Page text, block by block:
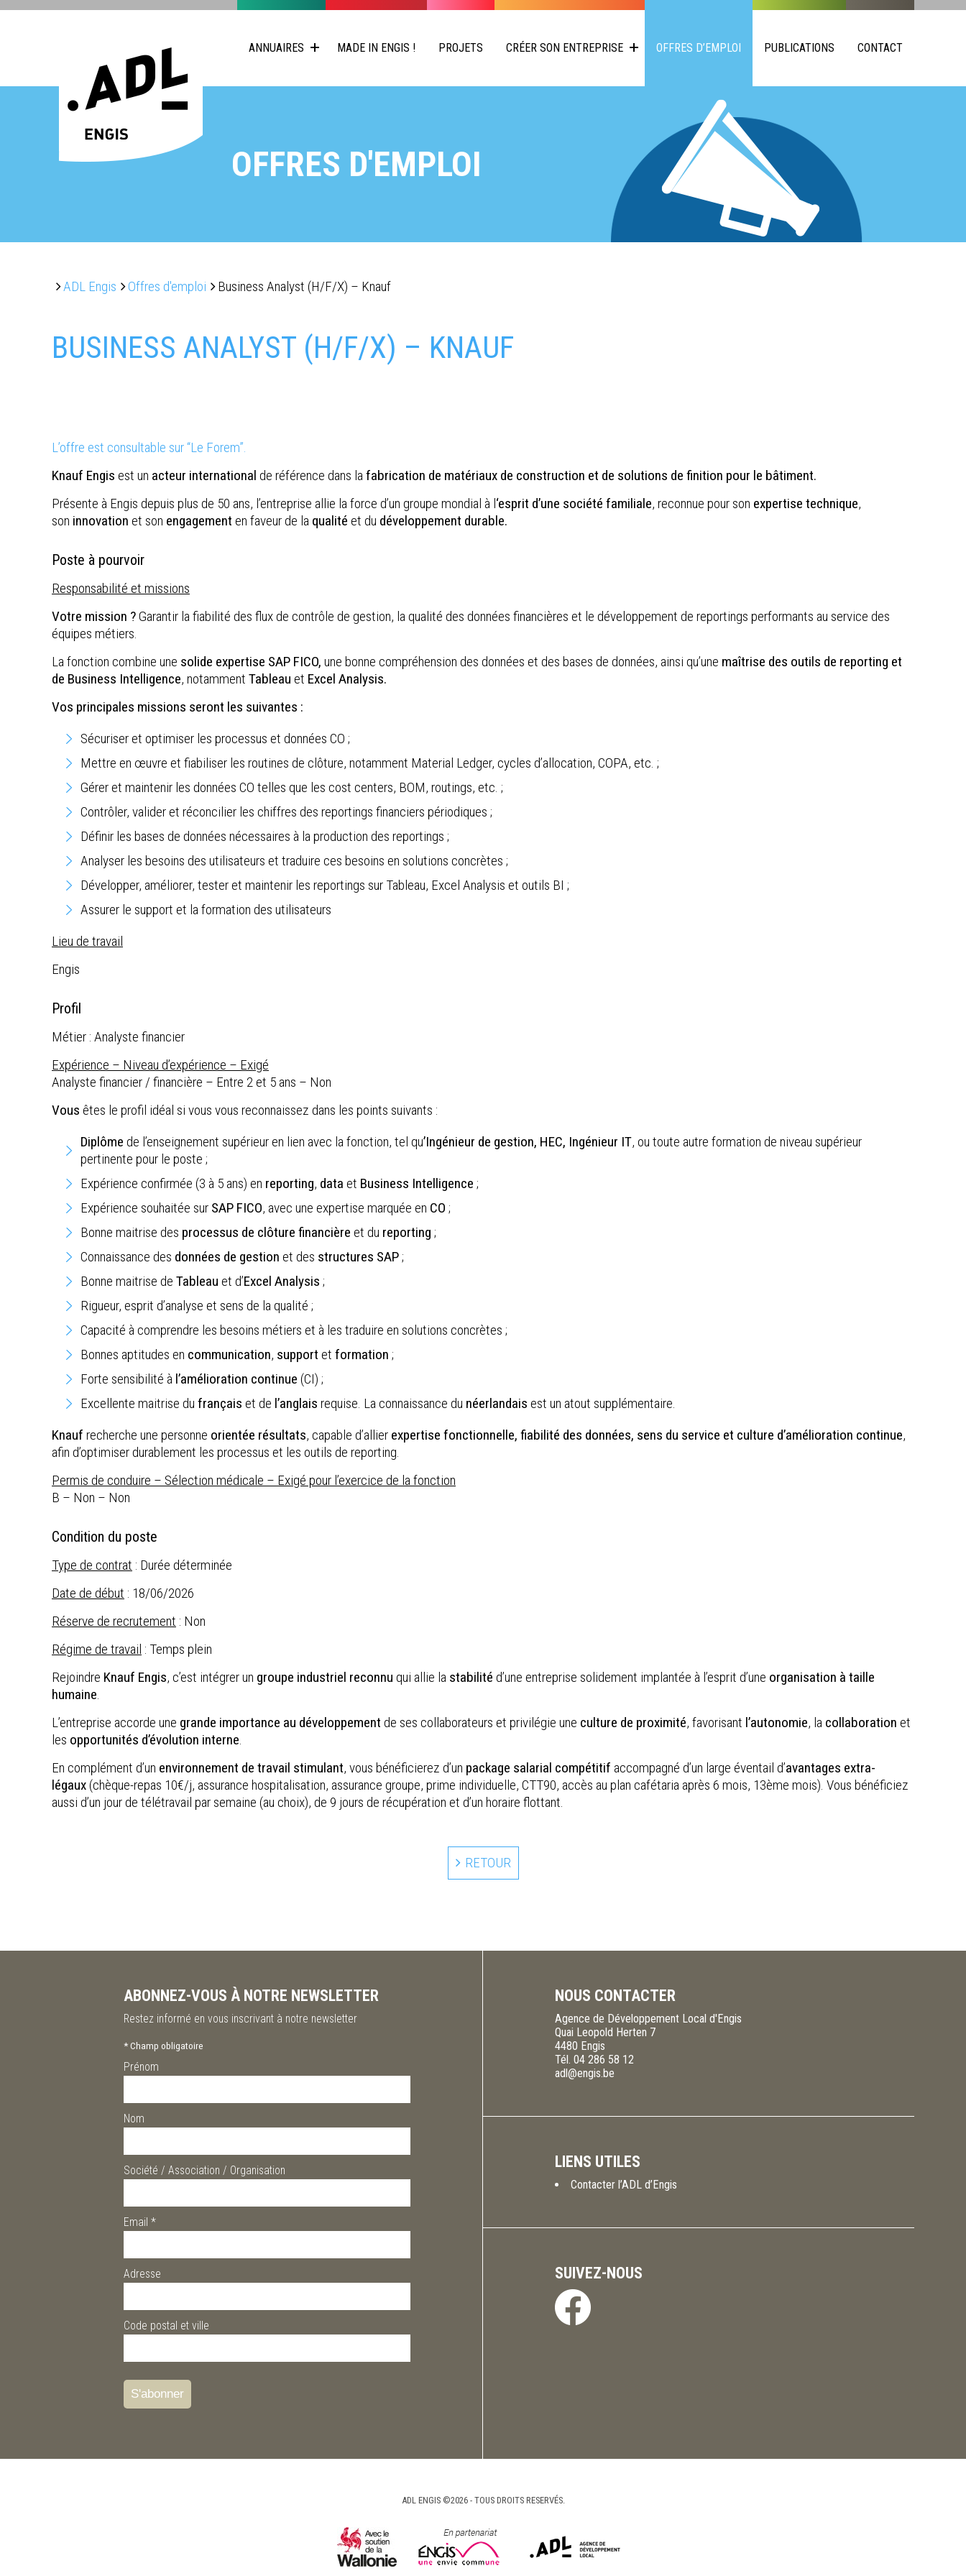
ANNUAIRES MADE IN ENGIS ! PROJETS CRÉER SON ENTREPRISE OFFRES D’EMPLOI PUBLICATIONS CONTACT
OFFRES D'EMPLOI
ADL Engis Offres d'emploi Business Analyst (H/F/X) – Knauf
BUSINESS ANALYST (H/F/X) – KNAUF
L’offre est consultable sur “Le Forem”.
Knauf Engis est un acteur international de référence dans la fabrication de matériaux de construction et de solutions de finition pour le bâtiment.
Présente à Engis depuis plus de 50 ans, l’entreprise allie la force d’un groupe mondial à l‘esprit d’une société familiale, reconnue pour son expertise technique,
son innovation et son engagement en faveur de la qualité et du développement durable.
Poste à pourvoir
Responsabilité et missions
Votre mission ?Garantir la fiabilité des flux de contrôle de gestion, la qualité des données financières et le développement de reportings performants au service des
équipes métiers.
La fonction combine une solide expertise SAP FICO, une bonne compréhension des données et des bases de données, ainsi qu’une maîtrise des outils de reporting et
de Business Intelligence, notamment Tableau et Excel Analysis.
Vos principales missions seront les suivantes :
Sécuriser et optimiser les processus et données CO ;
Mettre en œuvre et fiabiliser les routines de clôture, notamment Material Ledger, cycles d’allocation, COPA, etc. ;
Gérer et maintenir les données CO telles que les cost centers, BOM, routings, etc. ;
Contrôler, valider et réconcilier les chiffres des reportings financiers périodiques ;
Définir les bases de données nécessaires à la production des reportings ;
Analyser les besoins des utilisateurs et traduire ces besoins en solutions concrètes ;
Développer, améliorer, tester et maintenir les reportings sur Tableau, Excel Analysis et outils BI ;
Assurer le support et la formation des utilisateurs
Lieu de travail
Engis
Profil
Métier : Analyste financier
Expérience – Niveau d’expérience – Exigé
Analyste financier / financière – Entre 2 et 5 ans – Non
Vous êtes le profil idéal si vous vous reconnaissez dans les points suivants :
Diplôme de l’enseignement supérieur en lien avec la fonction, tel qu’Ingénieur de gestion, HEC, Ingénieur IT, ou toute autre formation de niveau supérieur
pertinente pour le poste ;
Expérience confirmée (3 à 5 ans) en reporting, data et Business Intelligence ;
Expérience souhaitée sur SAP FICO, avec une expertise marquée en CO ;
Bonne maitrise des processus de clôture financière et du reporting ;
Connaissance des données de gestion et des structures SAP;
Bonne maitrise de Tableau et d’Excel Analysis ;
Rigueur, esprit d’analyse et sens de la qualité ;
Capacité à comprendre les besoins métiers et à les traduire en solutions concrètes ;
Bonnes aptitudes en communication, support et formation ;
Forte sensibilité à l’amélioration continue (CI) ;
Excellente maitrise du français et de l’anglais requise. La connaissance du néerlandais est un atout supplémentaire.
Knauf recherche une personne orientée résultats, capable d’allier expertise fonctionnelle, fiabilité des données, sens du service et culture d’amélioration continue,
afin d’optimiser durablement les processus et les outils de reporting.
Permis de conduire – Sélection médicale – Exigé pour l’exercice de la fonction
B – Non – Non
Condition du poste
Type de contrat : Durée déterminée
Date de début : 18/06/2026
Réserve de recrutement : Non
Régime de travail : Temps plein
Rejoindre Knauf Engis, c’est intégrer un groupe industriel reconnu qui allie la stabilité d’une entreprise solidement implantée à l’esprit d’une organisation à taille
humaine.
L’entreprise accorde une grande importance au développement de ses collaborateurs et privilégie une culture de proximité, favorisant l’autonomie, la collaboration et
les opportunités d’évolution interne.
En complément d’un environnement de travail stimulant, vous bénéficierez d’un package salarial compétitif accompagné d’un large éventail d’avantages extra-
légaux(chèque-repas 10€/j, assurance hospitalisation, assurance groupe, prime individuelle, CTT90, accès au plan cafétaria après 6 mois, 13ème mois). Vous bénéficiez
aussi d’un jour de télétravail par semaine (au choix), de 9 jours de récupération et d’un horaire flottant.
RETOUR
ABONNEZ-VOUS À NOTRE NEWSLETTER
Restez informé en vous inscrivant à notre newsletter
*Champ obligatoire
Prénom
Nom
Société / Association / Organisation
Email *
Adresse
Code postal et ville
NOUS CONTACTER
Agence de Développement Local d'Engis
Quai Leopold Herten 7
4480 Engis
Tél. 04 286 58 12
adl@engis.be
LIENS UTILES
Contacter l’ADL d’Engis
SUIVEZ-NOUS
ADL ENGIS ©2026 - TOUS DROITS RESERVÉS.